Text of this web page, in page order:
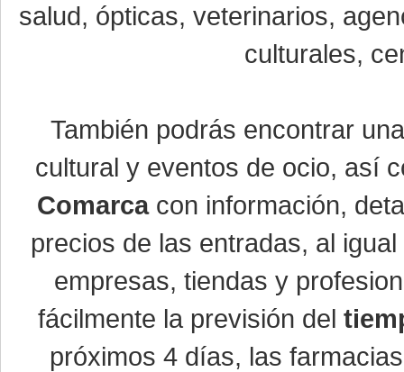
salud, ópticas, veterinarios,
culturales,
También podrás encontrar
cultural y eventos de ocio, así
Comarcacon información,
precios de las entradas, al
empresas, tiendas y
fácilmente la previsión del
próximos 4 días, las